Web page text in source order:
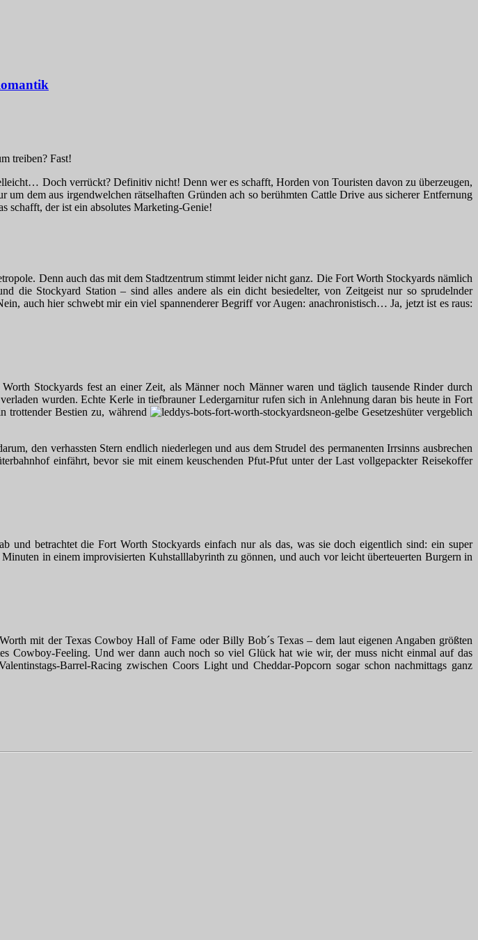
treiben? Fast!
Doch verrückt? Definitiv nicht! Denn wer es schafft, Horden von Touristen davon zu überzeugen,
dem aus irgendwelchen rätselhaften Gründen ach so berühmten Cattle Drive aus sicherer Entfernung
schafft, der ist ein absolutes Marketing-Genie!
Denn auch das mit dem Stadtzentrum stimmt leider nicht ganz. Die Fort Worth Stockyards nämlich
die Stockyard Station – sind alles andere als ein dicht besiedelter, von Zeitgeist nur so sprudelnder
auch hier schwebt mir ein viel spannenderer Begriff vor Augen: anachronistisch… Ja, jetzt ist es raus:
Stockyards fest an einer Zeit, als Männer noch Männer waren und täglich tausende Rinder durch
wurden. Echte Kerle in tiefbrauner Ledergarnitur rufen sich in Anlehnung daran bis heute in Fort
trottender Bestien zu, während
neon-gelbe Gesetzeshüter vergeblich
den verhassten Stern endlich niederlegen und aus dem Strudel des permanenten Irrsinns ausbrechen
einfährt, bevor sie mit einem keuschenden Pfut-Pfut unter der Last vollgepackter Reisekoffer
und betrachtet die Fort Worth Stockyards einfach nur als das, was sie doch eigentlich sind: ein super
in einem improvisierten Kuhstalllabyrinth zu gönnen, und auch vor leicht überteuerten Burgern in
mit der Texas Cowboy Hall of Fame oder Billy Bob´s Texas – dem laut eigenen Angaben größten
Cowboy-Feeling. Und wer dann auch noch so viel Glück hat wie wir, der muss nicht einmal auf das
Barrel-Racing zwischen Coors Light und Cheddar-Popcorn sogar schon nachmittags ganz